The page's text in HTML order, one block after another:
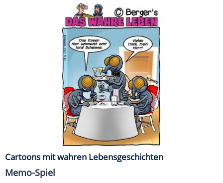
Cartoons mit wahren Lebensgeschichten
Memo-Spiel